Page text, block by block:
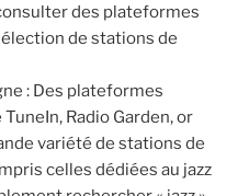
des plateformes
de stations de
: Des plateformes
Radio Garden, or
variété de stations de
celles dédiées au jazz